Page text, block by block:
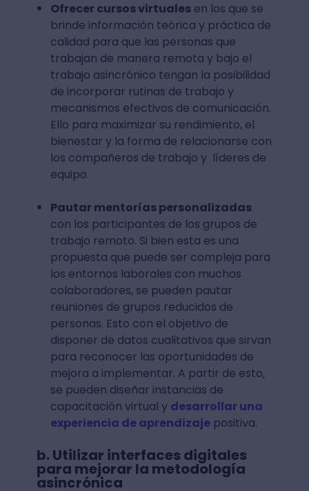
Ofrecer cursos virtualesen los que se
brinde información teórica y práctica de
calidad para que las personas que
trabajan de manera remota y bajo el
trabajo asincrónico tengan la posibilidad
de incorporar rutinas de trabajo y
mecanismos efectivos de comunicación.
Ello para maximizar su rendimiento, el
bienestar y la forma de relacionarse con
los compañeros de trabajo y líderes de
equipo.
Pautar mentorías personalizadas
con los participantes de los grupos de
trabajo remoto. Si bien esta es una
propuesta que puede ser compleja para
los entornos laborales con muchos
colaboradores, se pueden pautar
reuniones de grupos reducidos de
personas. Esto con el objetivo de
disponer de datos cualitativos que sirvan
para reconocer las oportunidades de
mejora a implementar. A partir de esto,
se pueden diseñar instancias de
capacitación virtual y desarrollar una
experiencia de aprendizajepositiva.
b. Utilizar interfaces digitales
para mejorar la metodología
asincrónica